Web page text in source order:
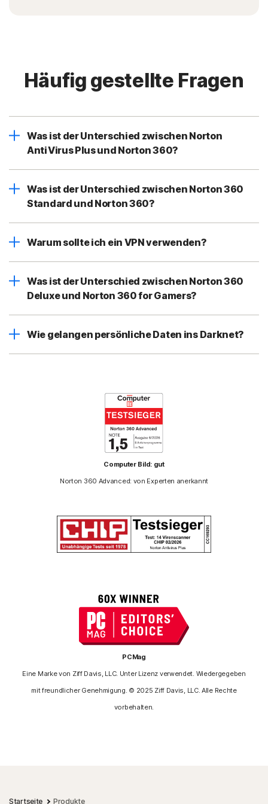
Häufig gestellte Fragen
Was ist der Unterschied zwischen Norton
AntiVirus Plus und Norton 360?
Was ist der Unterschied zwischen Norton 360
Standard und Norton 360?
Warum sollte ich ein VPN verwenden?
Was ist der Unterschied zwischen Norton 360
Deluxe und Norton 360 for Gamers?
Wie gelangen persönliche Daten ins Darknet?
Computer Bild: gut
Norton 360 Advanced: von Experten anerkannt
PCMag
Eine Marke von Ziff Davis, LLC. Unter Lizenz verwendet. Wiedergegeben
mit freundlicher Genehmigung. © 2025 Ziff Davis, LLC. Alle Rechte
vorbehalten.
Startseite Produkte